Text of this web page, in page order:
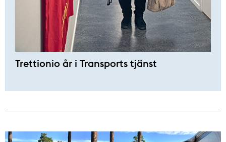
Trettionio år i Transports tjänst